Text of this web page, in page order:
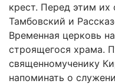
крест. Перед этим их
Тамбовский и
Временная церковь
строящегося храма.
священномученику
напоминать о